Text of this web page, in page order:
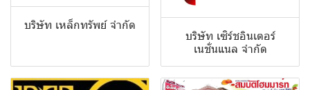
บริษัท เหล็กทรัพย์ จำกัด
บริษัท เซิร์ชอินเตอร์
เนชั่นแนล จำกัด